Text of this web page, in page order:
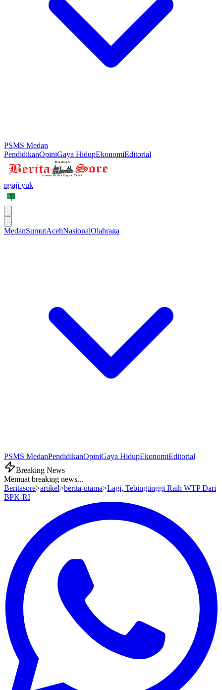
PSMS Medan
PendidikanOpiniGaya HidupEkonomiEditorial
ngaji yuk
MedanSumutAcehNasionalOlahraga
PSMS MedanPendidikanOpiniGaya HidupEkonomiEditorial
Breaking News
Memuat breaking news...
Beritasore>artikel>berita-utama>Lagi, Tebingtinggi Raih WTP Dari
BPK-RI